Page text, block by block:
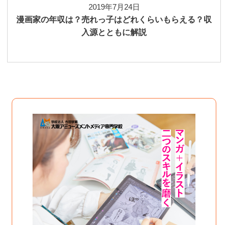
2019年7月24日
漫画家の年収は？売れっ子はどれくらいもらえる？収
入源とともに解説